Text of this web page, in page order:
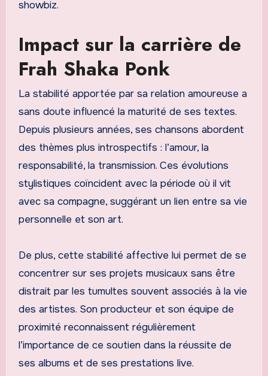
showbiz.
Impact sur la carrière de
Frah Shaka Ponk
La stabilité apportée par sa relation amoureuse a
sans doute influencé la maturité de ses textes.
Depuis plusieurs années, ses chansons abordent
des thèmes plus introspectifs : l’amour, la
responsabilité, la transmission. Ces évolutions
stylistiques coïncident avec la période où il vit
avec sa compagne, suggérant un lien entre sa vie
personnelle et son art.
De plus, cette stabilité affective lui permet de se
concentrer sur ses projets musicaux sans être
distrait par les tumultes souvent associés à la vie
des artistes. Son producteur et son équipe de
proximité reconnaissent régulièrement
l’importance de ce soutien dans la réussite de
ses albums et de ses prestations live.